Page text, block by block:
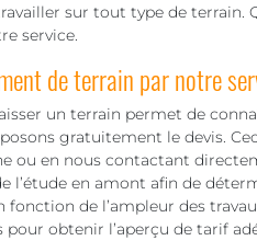
sur tout type de terrain.
service.
de terrain par notre
un terrain permet de
gratuitement le devis.
ou en nous contactant
l’étude en amont afin de
fonction de l’ampleur des
pour obtenir l’aperçu de tarif